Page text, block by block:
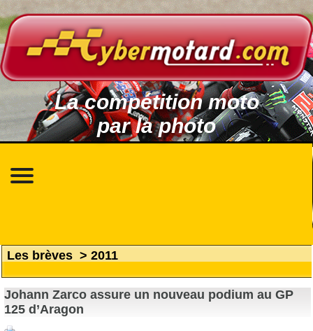
La compétition moto
par la photo
Les brèves > 2011
Johann Zarco assure un nouveau podium au GP
125 d’Aragon